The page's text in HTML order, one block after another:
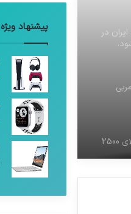
زمین
پیشنهاد ویژه